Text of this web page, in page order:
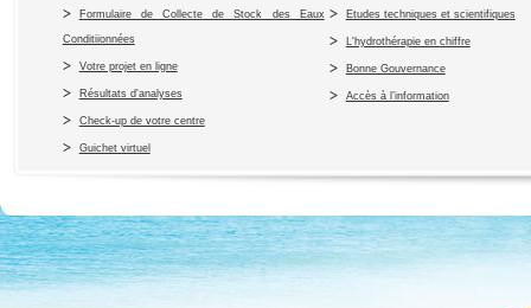
Formulaire de Collecte de Stock des Eaux
Conditiionnées
Votre projet en ligne
Résultats d'analyses
Check-up de votre centre
Guichet virtuel
Etudes techniques et scientifiques
L'hydrothérapie en chiffre
Bonne Gouvernance
Accès à l’information